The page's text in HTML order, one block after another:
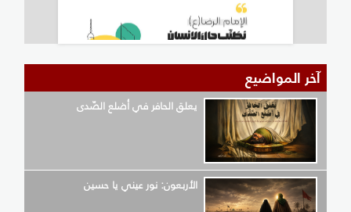
آخر المواضيع
يعلق الحافر في أضلع الصّدى
الأربعون: نور عيني يا حسين